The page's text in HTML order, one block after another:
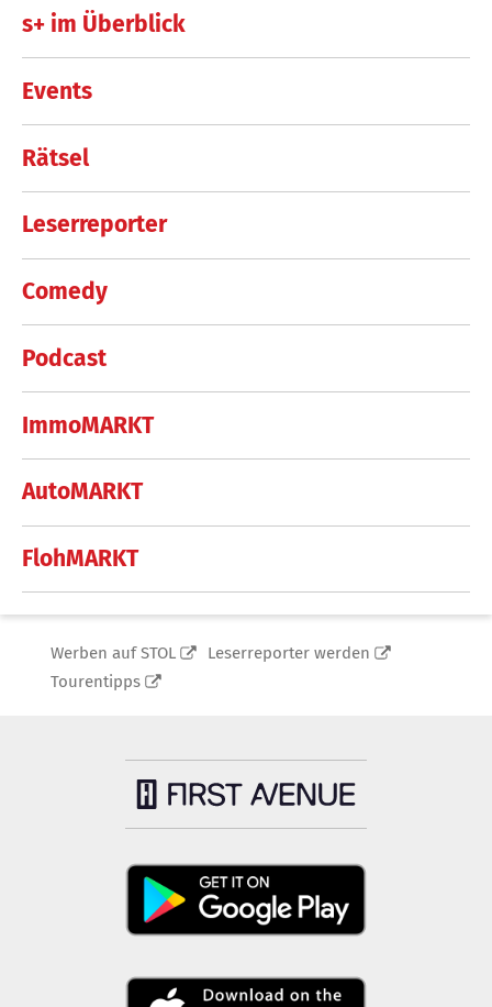
s+ im Überblick
Events
Rätsel
Leserreporter
Comedy
Podcast
ImmoMARKT
AutoMARKT
FlohMARKT
Werben auf STOL
Leserreporter werden
Tourentipps